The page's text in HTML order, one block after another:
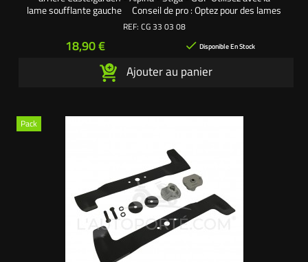
lame soufflante gauche Conseil de pro : Optez pour des lames
mulching Pour une meilleure tonte plus propre de votre gazon,
& gauche même sans obturateur. Les lames mulching...
REF: CG 33 03 08
Prix
18,90 €  Disponible En Stock
Ajouter au panier
Pack